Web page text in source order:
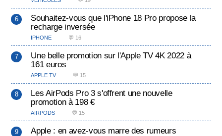
Souhaitez-vous que l'iPhone 18 Pro propose la
recharge inversée
IPHONE 💬 16
Une belle promotion sur l'Apple TV 4K 2022 à
161 euros
APPLE TV 💬 15
Les AirPods Pro 3 s'offrent une nouvelle
promotion à 198 €
AIRPODS 💬 15
Apple : en avez-vous marre des rumeurs